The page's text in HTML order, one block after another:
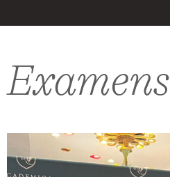
Examens